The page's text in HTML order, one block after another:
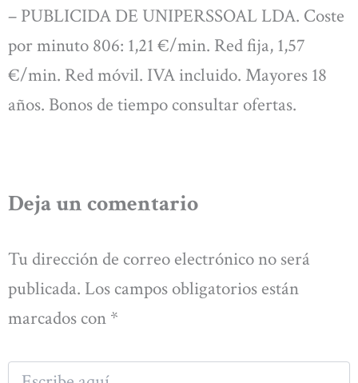
– PUBLICIDA DE UNIPERSSOAL LDA. Coste
por minuto 806: 1,21 €/min. Red fija, 1,57
€/min. Red móvil. IVA incluido. Mayores 18
años. Bonos de tiempo consultar ofertas.
Deja un comentario
Tu dirección de correo electrónico no será
publicada. Los campos obligatorios están
marcados con *
Escribe